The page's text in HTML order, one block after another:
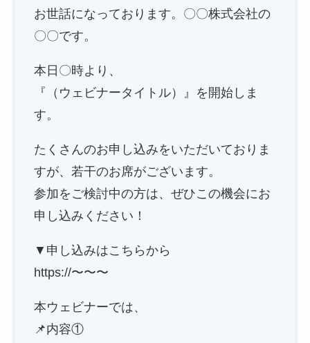
お世話になっております。〇〇株式会社の
〇〇です。
本日〇時より、
『（ウェビナータイトル）』を開始しま
す。
たくさんのお申し込みをいただいておりま
すが、若干のお席がございます。
参加をご検討中の方は、ぜひこの機会にお
申し込みください！
▼申し込みはこちらから
https://〜〜〜
本ウェビナーでは、
📌内容①